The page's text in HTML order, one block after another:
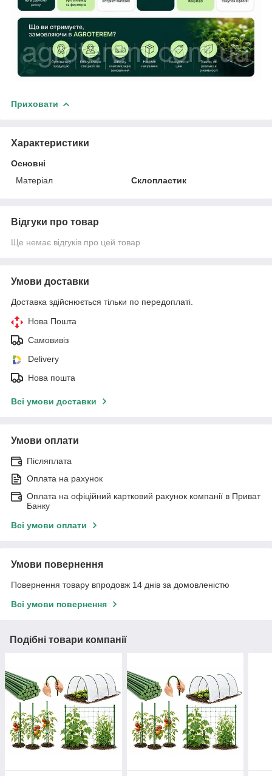
Приховати
Характеристики
Основні
Матеріал
Склопластик
Відгуки про товар
Ще немає відгуків про цей товар
Умови доставки
Доставка здійснюється тільки по передоплаті.
Нова Пошта
Самовивіз
Delivery
Нова пошта
Всі умови доставки
Умови оплати
Післяплата
Оплата на рахунок
Оплата на офіційний картковий рахунок компанії в Приват
Банку
Всі умови оплати
Умови повернення
Повернення товару впродовж 14 днів за домовленістю
Всі умови повернення
Подібні товари компанії